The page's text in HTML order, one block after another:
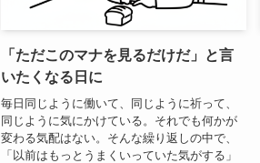
「ただこのマナを見るだけだ」と言
いたくなる日に
毎日同じように働いて、同じように祈って、
同じように気にかけている。それでも何かが
変わる気配はない。そんな繰り返しの中で、
「以前はもっとうまくいっていた気がする」